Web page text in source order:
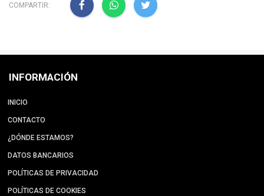
COMPARTIR:
INFORMACIÓN
INICIO
CONTACTO
¿DÓNDE ESTAMOS?
DATOS BANCARIOS
POLÍTICAS DE PRIVACIDAD
POLÍTICAS DE COOKIES